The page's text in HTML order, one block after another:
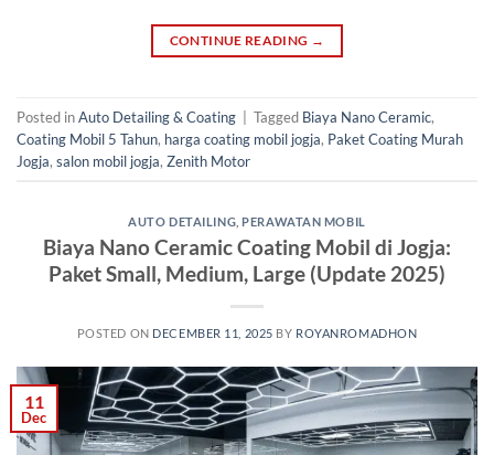
CONTINUE READING →
Posted inAuto Detailing & Coating Tagged Biaya Nano Ceramic,
Coating Mobil 5 Tahun, harga coating mobil jogja, Paket Coating Murah
Jogja, salon mobil jogja, Zenith Motor
AUTO DETAILING PERAWATAN MOBIL
Biaya Nano Ceramic Coating Mobil di Jogja:
Paket Small, Medium, Large (Update 2025)
POSTED ON DECEMBER 11, 2025 BY ROYANROMADHON
11
Dec